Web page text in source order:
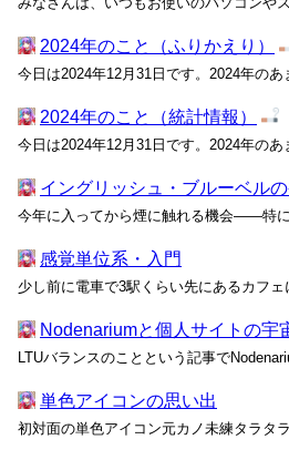
2024年のこと（ふりかえり）
2024年のこと（統計情報）
イングリッシュ・ブルーベル
感覚単位系・入門
Nodenariumと個人サイトの宇
単色アイコンの思い出